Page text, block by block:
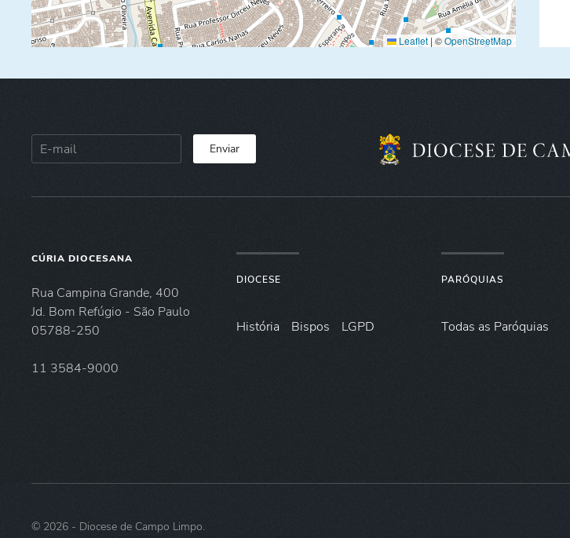
Leaflet | ©OpenStreetMap
Enviar
CÚRIA DIOCESANA
Rua Campina Grande, 400
Jd. Bom Refúgio - São Paulo
05788-250
11 3584-9000
DIOCESE
História Bispos LGPD
PARÓQUIAS
Todas as Paróquias
© 2026 - Diocese de Campo Limpo.